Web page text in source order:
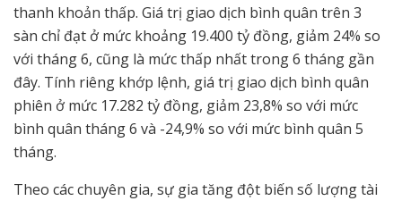
thanh khoản thấp. Giá trị giao dịch bình quân trên 3
sàn chỉ đạt ở mức khoảng 19.400 tỷ đồng, giảm 24% so
với tháng 6, cũng là mức thấp nhất trong 6 tháng gần
đây. Tính riêng khớp lệnh, giá trị giao dịch bình quân
phiên ở mức 17.282 tỷ đồng, giảm 23,8% so với mức
bình quân tháng 6 và -24,9% so với mức bình quân 5
tháng.
Theo các chuyên gia, sự gia tăng đột biến số lượng tài